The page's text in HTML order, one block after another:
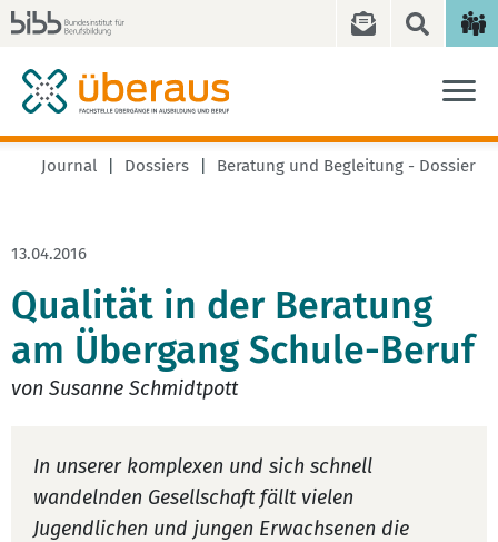
Journal Dossiers Beratung und Begleitung - Dossier
13.04.2016
Qualität in der Beratung
am Übergang Schule-Beruf
von Susanne Schmidtpott
In unserer komplexen und sich schnell
wandelnden Gesellschaft fällt vielen
Jugendlichen und jungen Erwachsenen die